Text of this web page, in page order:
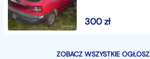
300zł
ZOBACZ WSZYSTKIE